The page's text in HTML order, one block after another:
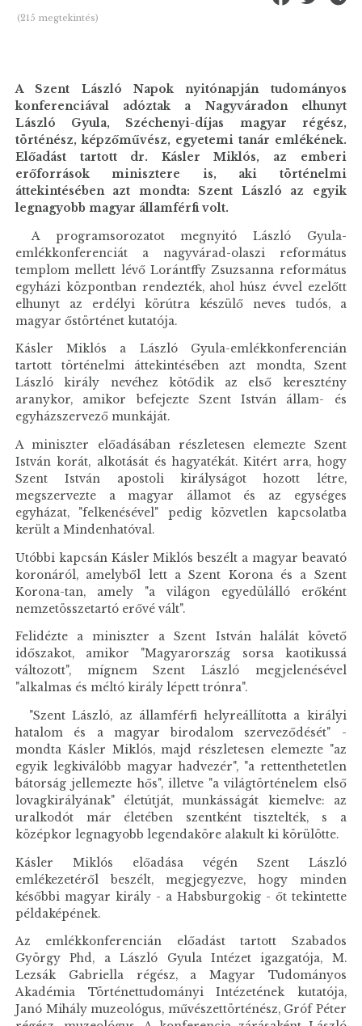
(215 megtekintés)
A Szent László Napok nyitónapján tudományos
konferenciával adóztak a Nagyváradon elhunyt
László Gyula, Széchenyi-díjas magyar régész,
történész, képzőművész, egyetemi tanár emlékének.
Előadást tartott dr. Kásler Miklós, az emberi
erőforrások minisztere is, aki történelmi
áttekintésében azt mondta: Szent László az egyik
legnagyobb magyar államférfi volt.
A programsorozatot megnyitó László Gyula-
emlékkonferenciát a nagyvárad-olaszi református
templom mellett lévő Lorántffy Zsuzsanna református
egyházi központban rendezték, ahol húsz évvel ezelőtt
elhunyt az erdélyi körútra készülő neves tudós, a
magyar őstörténet kutatója.
Kásler Miklós a László Gyula-emlékkonferencián
tartott történelmi áttekintésében azt mondta, Szent
László király nevéhez kötődik az első keresztény
aranykor, amikor befejezte Szent István állam- és
egyházszervező munkáját.
A miniszter előadásában részletesen elemezte Szent
István korát, alkotását és hagyatékát. Kitért arra, hogy
Szent István apostoli királyságot hozott létre,
megszervezte a magyar államot és az egységes
egyházat, "felkenésével" pedig közvetlen kapcsolatba
került a Mindenhatóval.
Utóbbi kapcsán Kásler Miklós beszélt a magyar beavató
koronáról, amelyből lett a Szent Korona és a Szent
Korona-tan, amely "a világon egyedülálló erőként
nemzetösszetartó erővé vált".
Felidézte a miniszter a Szent István halálát követő
időszakot, amikor "Magyarország sorsa kaotikussá
változott", mígnem Szent László megjelenésével
"alkalmas és méltó király lépett trónra".
"Szent László, az államférfi helyreállította a királyi
hatalom és a magyar birodalom szerveződését" -
mondta Kásler Miklós, majd részletesen elemezte "az
egyik legkiválóbb magyar hadvezér", "a rettenthetetlen
bátorság jellemezte hős", illetve "a világtörténelem első
lovagkirályának" életútját, munkásságát kiemelve: az
uralkodót már életében szentként tisztelték, s a
középkor legnagyobb legendaköre alakult ki körülötte.
Kásler Miklós előadása végén Szent László
emlékezetéről beszélt, megjegyezve, hogy minden
későbbi magyar király - a Habsburgokig - őt tekintette
példaképének.
Az emlékkonferencián előadást tartott Szabados
György Phd, a László Gyula Intézet igazgatója, M.
Lezsák Gabriella régész, a Magyar Tudományos
Akadémia Történettudományi Intézetének kutatója,
Janó Mihály muzeológus, művészettörténész, Gróf Péter